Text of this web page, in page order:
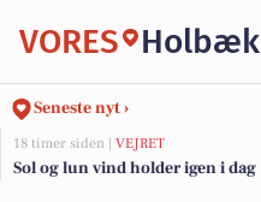
VORES Holbæk
Seneste nyt ›
18 timer siden | VEJRET
Sol og lun vind holder igen i dag